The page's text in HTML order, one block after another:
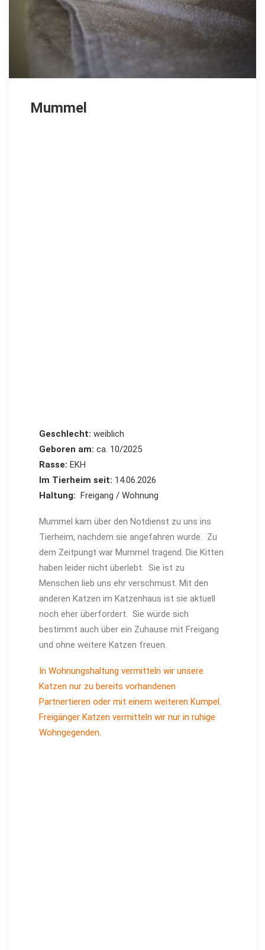
Mummel
Geschlecht: weiblich
Geboren am: ca. 10/2025
Rasse: EKH
Im Tierheim seit: 14.06.2026
Haltung: Freigang / Wohnung
Mummel kam über den Notdienst zu uns ins
Tierheim, nachdem sie angefahren wurde. Zu
dem Zeitpungt war Mummel tragend. Die Kitten
haben leider nicht überlebt. Sie ist zu
Menschen lieb uns ehr verschmust. Mit den
anderen Katzen im Katzenhaus ist sie aktuell
noch eher überfordert. Sie würde sich
bestimmt auch über ein Zuhause mit Freigang
und ohne weitere Katzen freuen.
In Wohnungshaltung vermitteln wir unsere
Katzen nur zu bereits vorhandenen
Partnertieren oder mit einem weiteren Kumpel.
Freigänger Katzen vermitteln wir nur in ruhige
Wohngegenden.